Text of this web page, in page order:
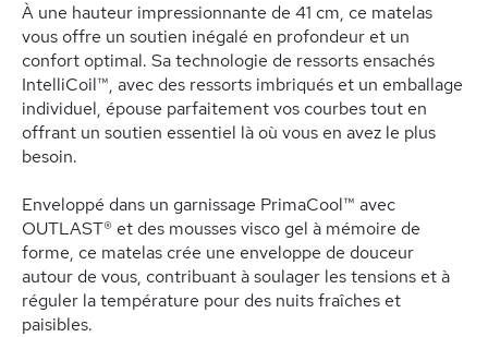
À une hauteur impressionnante de 41 cm, ce matelas
vous offre un soutien inégalé en profondeur et un
confort optimal. Sa technologie de ressorts ensachés
IntelliCoil™, avec des ressorts imbriqués et un emballage
individuel, épouse parfaitement vos courbes tout en
offrant un soutien essentiel là où vous en avez le plus
besoin.
Enveloppé dans un garnissage PrimaCool™ avec
OUTLAST® et des mousses visco gel à mémoire de
forme, ce matelas crée une enveloppe de douceur
autour de vous, contribuant à soulager les tensions et à
réguler la température pour des nuits fraîches et
paisibles.